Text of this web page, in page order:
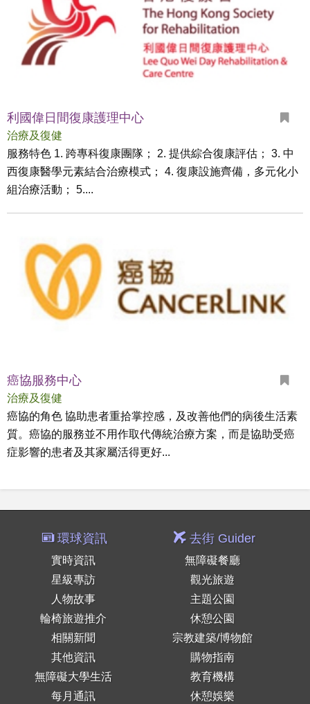
利國偉日間復康護理中心
治療及復健
服務特色 1. 跨專科復康團隊； 2. 提供綜合復康評估； 3. 中
西復康醫學元素結合治療模式； 4. 復康設施齊備，多元化小
組治療活動； 5....
癌協服務中心
治療及復健
癌協的角色 協助患者重拾掌控感，及改善他們的病後生活素
質。癌協的服務並不用作取代傳統治療方案，而是協助受癌
症影響的患者及其家屬活得更好...
環球資訊
實時資訊
星級專訪
人物故事
輪椅旅遊推介
相關新聞
其他資訊
無障礙大學生活
每月通訊
去街 Guider
無障礙餐廳
觀光旅遊
主題公園
休憩公園
宗教建築/博物館
購物指南
教育機構
休憩娛樂